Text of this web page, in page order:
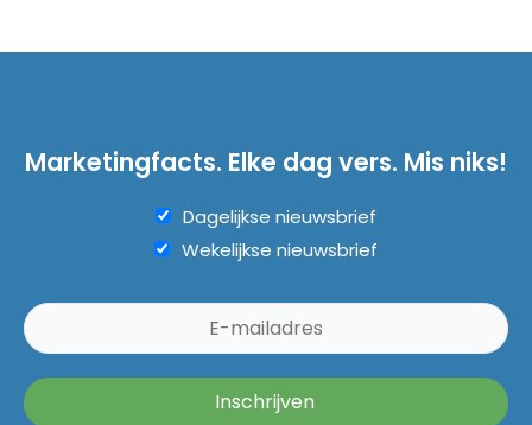
Marketingfacts. Elke dag vers. Mis niks!
Dagelijkse nieuwsbrief
Wekelijkse nieuwsbrief